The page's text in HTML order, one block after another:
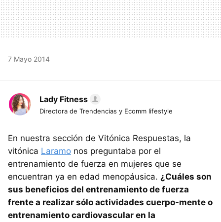
7 Mayo 2014
Lady Fitness
Directora de Trendencias y Ecomm lifestyle
En nuestra sección de Vitónica Respuestas, la
vitónica Laramo nos preguntaba por el
entrenamiento de fuerza en mujeres que se
encuentran ya en edad menopáusica. ¿Cuáles son
sus beneficios del entrenamiento de fuerza
frente a realizar sólo actividades cuerpo-mente o
entrenamiento cardiovascular en la